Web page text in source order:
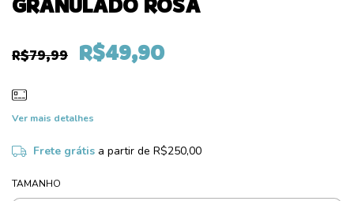
R$79,99 R$49,90
Ver mais detalhes
Frete grátis a partir de R$250,00
TAMANHO